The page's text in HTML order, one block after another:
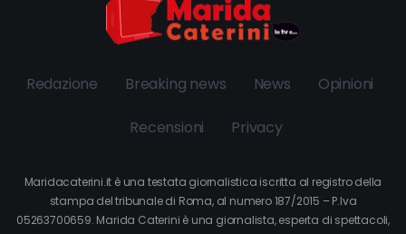
Redazione Breaking news News Opinioni
Recensioni Privacy
Maridacaterini.it è una testata giornalistica iscritta al registro della
stampa del tribunale di Roma, al numero 187/2015 – P.Iva
05263700659. Marida Caterini è una giornalista, esperta di spettacoli,